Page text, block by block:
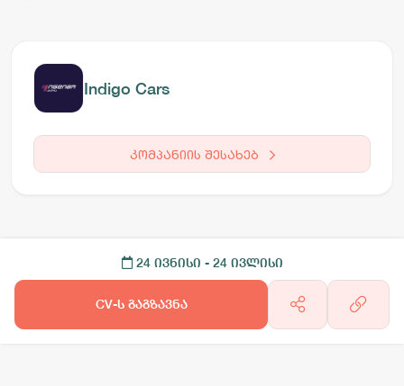
Indigo Cars
კომპანიის შესახებ
24 ივნისი - 24 ივლისი
CV-ს გაგზავნა